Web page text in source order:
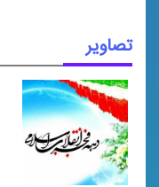
تصاویر